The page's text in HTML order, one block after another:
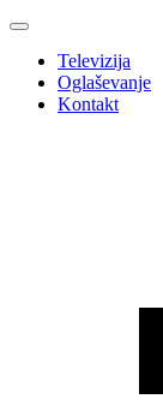
Televizija
Oglaševanje
Kontakt